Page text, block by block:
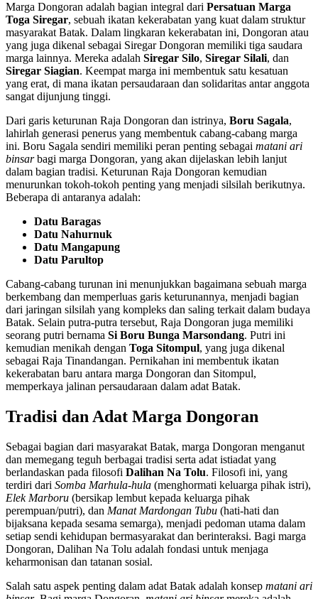
Marga Dongoran adalah bagian integral dari Persatuan Marga
Toga Siregar, sebuah ikatan kekerabatan yang kuat dalam struktur
masyarakat Batak. Dalam lingkaran kekerabatan ini, Dongoran atau
yang juga dikenal sebagai Siregar Dongoran memiliki tiga saudara
marga lainnya. Mereka adalah Siregar Silo, Siregar Silali, dan
Siregar Siagian. Keempat marga ini membentuk satu kesatuan
yang erat, di mana ikatan persaudaraan dan solidaritas antar anggota
sangat dijunjung tinggi.
Dari garis keturunan Raja Dongoran dan istrinya, Boru Sagala,
lahirlah generasi penerus yang membentuk cabang-cabang marga
ini. Boru Sagala sendiri memiliki peran penting sebagai matani ari
binsarbagi marga Dongoran, yang akan dijelaskan lebih lanjut
dalam bagian tradisi. Keturunan Raja Dongoran kemudian
menurunkan tokoh-tokoh penting yang menjadi silsilah berikutnya.
Beberapa di antaranya adalah:
Datu Baragas
Datu Nahurnuk
Datu Mangapung
Datu Parultop
Cabang-cabang turunan ini menunjukkan bagaimana sebuah marga
berkembang dan memperluas garis keturunannya, menjadi bagian
dari jaringan silsilah yang kompleks dan saling terkait dalam budaya
Batak. Selain putra-putra tersebut, Raja Dongoran juga memiliki
seorang putri bernama Si Boru Bunga Marsondang. Putri ini
kemudian menikah dengan Toga Sitompul, yang juga dikenal
sebagai Raja Tinandangan. Pernikahan ini membentuk ikatan
kekerabatan baru antara marga Dongoran dan Sitompul,
memperkaya jalinan persaudaraan dalam adat Batak.
Tradisi dan Adat Marga Dongoran
Sebagai bagian dari masyarakat Batak, marga Dongoran menganut
dan memegang teguh berbagai tradisi serta adat istiadat yang
berlandaskan pada filosofi Dalihan Na Tolu. Filosofi ini, yang
terdiri dari Somba Marhula-hula (menghormati keluarga pihak istri),
Elek Marboru (bersikap lembut kepada keluarga pihak
perempuan/putri), dan Manat Mardongan Tubu (hati-hati dan
bijaksana kepada sesama semarga), menjadi pedoman utama dalam
setiap sendi kehidupan bermasyarakat dan berinteraksi. Bagi marga
Dongoran, Dalihan Na Tolu adalah fondasi untuk menjaga
keharmonisan dan tatanan sosial.
Salah satu aspek penting dalam adat Batak adalah konsep matani ari